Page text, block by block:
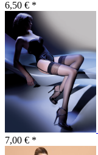
6,50 € *
7,00 € *